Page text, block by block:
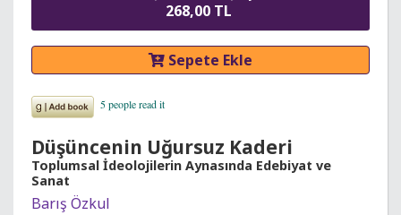
268,00 TL
Sepete Ekle
Düşüncenin Uğursuz Kaderi
Toplumsal İdeolojilerin Aynasında Edebiyat ve
Sanat
Barış Özkul